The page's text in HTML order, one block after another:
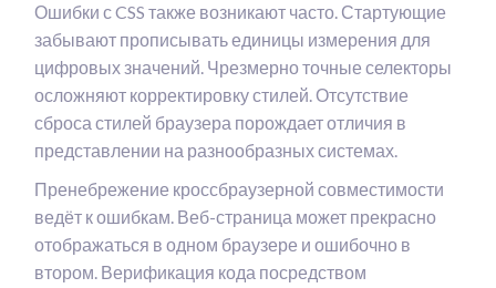
Ошибки с CSS также возникают часто. Стартующие
забывают прописывать единицы измерения для
цифровых значений. Чрезмерно точные селекторы
осложняют корректировку стилей. Отсутствие
сброса стилей браузера порождает отличия в
представлении на разнообразных системах.
Пренебрежение кроссбраузерной совместимости
ведёт к ошибкам. Веб-страница может прекрасно
отображаться в одном браузере и ошибочно в
втором. Верификация кода посредством